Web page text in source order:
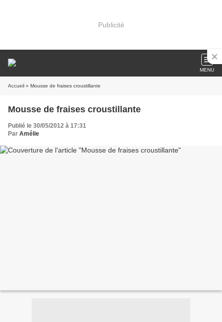
Publicité
MENU
Accueil » Mousse de fraises croustillante
Mousse de fraises croustillante
Publié le 30/05/2012 à 17:31
Par Amélie